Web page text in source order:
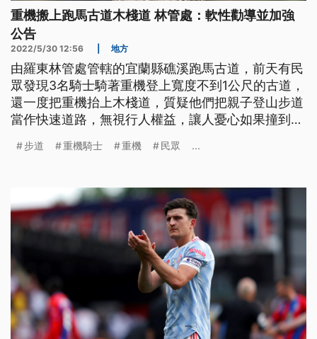
重機搬上跑馬古道木棧道 林管處：軟性勸導並加強
公告
2022/5/30 12:56 地方
由羅東林管處管轄的宜蘭縣礁溪跑馬古道，前天有民
眾發現3名騎士騎著重機登上寬度不到1公尺的古道，
還一度把重機抬上木棧道，質疑他們把親子登山步道
當作快速道路，無視行人權益，讓人憂心如果撞到人
以開罰，但會軟性勸導並加強公告，希望騎士不要闖
證有被破壞，會向騎士求償。
步道 重機騎士 重機 民眾 ...